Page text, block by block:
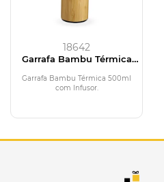
18642
Garrafa Bambu Térmica
Garrafa Bambu Térmica 500ml
com Infusor.